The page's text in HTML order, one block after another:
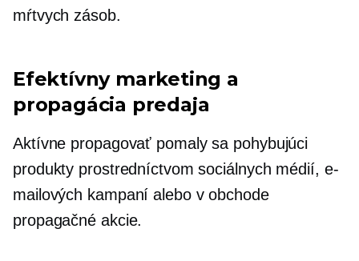
mŕtvych zásob.
Efektívny marketing a
propagácia predaja
Aktívne propagovať pomaly sa pohybujúci
produkty prostredníctvom sociálnych médií, e-
mailových kampaní alebo v obchode
propagačné akcie.